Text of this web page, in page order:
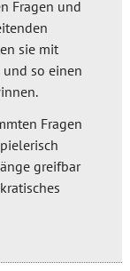
Fragen und
sie mit
und so einen
Fragen
greifbar